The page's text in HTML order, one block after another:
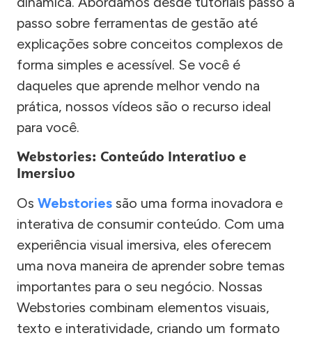
passo sobre ferramentas de gestão até
explicações sobre conceitos complexos de
forma simples e acessível. Se você é
daqueles que aprende melhor vendo na
prática, nossos vídeos são o recurso ideal
para você.
Webstories: Conteúdo Interativo e
Imersivo
Os Webstories são uma forma inovadora e
interativa de consumir conteúdo. Com uma
experiência visual imersiva, eles oferecem
uma nova maneira de aprender sobre temas
importantes para o seu negócio. Nossas
Webstories combinam elementos visuais,
texto e interatividade, criando um formato